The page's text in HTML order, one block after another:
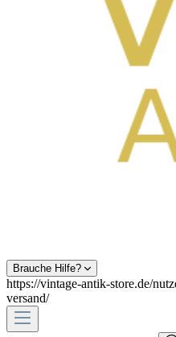
Brauche Hilfe?
https://vintage-antik-store.de/
versand/